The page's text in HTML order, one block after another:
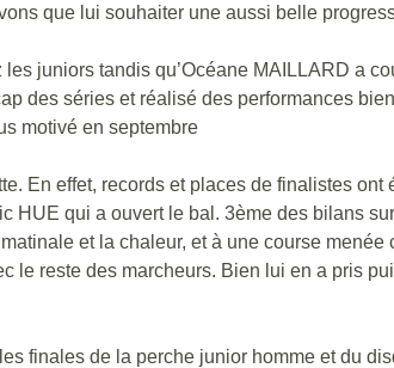
que lui souhaiter une aussi belle
juniors tandis qu’Océane MAILLARD a
des séries et réalisé des performances
motivé en septembre
En effet, records et places de finalistes ont
HUE qui a ouvert le bal. 3ème des bilans
et la chaleur, et à une course
reste des marcheurs. Bien lui en a pris
finales de la perche junior homme et du